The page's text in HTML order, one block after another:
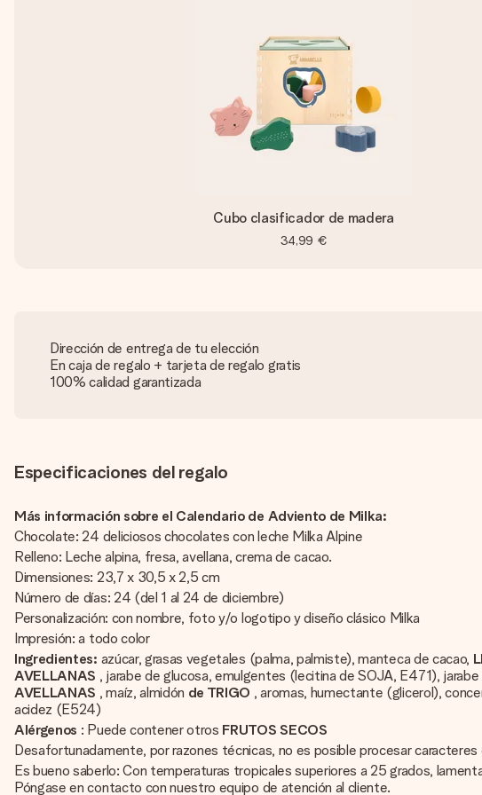
Cubo clasificador de madera
34,99 €
Dirección de entrega de tu elección
En caja de regalo + tarjeta de regalo gratis
100% calidad garantizada
Especificaciones del regalo
Más información sobre el Calendario de Adviento de Milka:
Chocolate: 24 deliciosos chocolates con leche Milka Alpine
Relleno: Leche alpina, fresa, avellana, crema de cacao.
Dimensiones: 23,7 x 30,5 x 2,5 cm
Número de días: 24 (del 1 al 24 de diciembre)
Personalización: con nombre, foto y/o logotipo y diseño clásico Milka
Impresión: a todo color
Ingredientes: azúcar, grasas vegetales (palma, palmiste), manteca de cacao,
AVELLANAS , jarabe de glucosa, emulgentes (lecitina de SOJA, E471),
AVELLANAS , maíz, almidón de TRIGO , aromas, humectante (glicerol),
acidez (E524)
Alérgenos : Puede contener otros FRUTOS SECOS
Desafortunadamente, por razones técnicas, no es posible procesar
Es bueno saberlo: Con temperaturas tropicales superiores a 25 grados,
Póngase en contacto con nuestro equipo de atención al cliente.